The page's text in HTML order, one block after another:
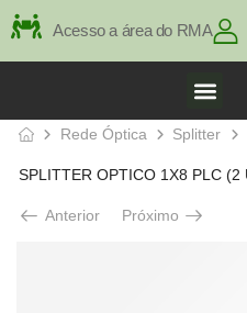
Acesso a área do RMA
Rede Óptica Splitter
Anterior Próximo